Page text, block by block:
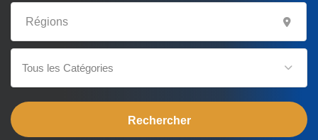
Tous les Catégories